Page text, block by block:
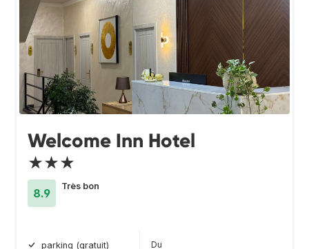
Welcome Inn Hotel
★★★
8.9
Très bon
parking (gratuit) Du